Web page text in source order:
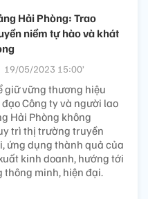
Hải Phòng: Trao
niềm tự hào và khát
19/05/2023 15:00’
giữ vững thương hiệu
Công ty và người lao
Hải Phòng không
trì thị trường truyền
ứng dụng thành quả của
kinh doanh, hướng tới
minh, hiện đại.